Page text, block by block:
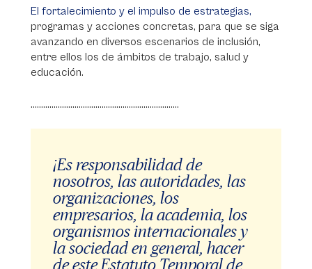
El fortalecimiento y el impulso de estrategias,
programas y acciones concretas, para que se siga
avanzando en diversos escenarios de inclusión,
entre ellos los de ámbitos de trabajo, salud y
educación.
.......................................................................
¡Es responsabilidad de
nosotros, las autoridades, las
organizaciones, los
empresarios, la academia, los
organismos internacionales y
la sociedad en general, hacer
de este Estatuto Temporal de